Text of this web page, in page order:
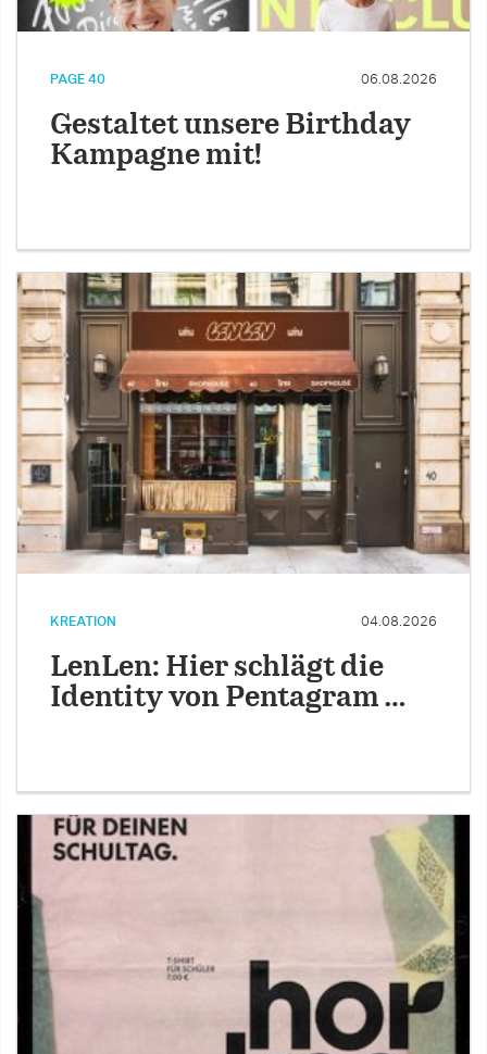
PAGE 40 06.08.2026
Gestaltet unsere Birthday
Kampagne mit!
KREATION 04.08.2026
LenLen: Hier schlägt die
Identity von Pentagram …